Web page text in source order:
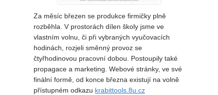
Za měsíc březen se produkce firmičky plně
rozběhla. V prostorách dílen školy jsme ve
vlastním volnu, či při vybraných vyučovacích
hodinách, rozjeli směnný provoz se
čtyřhodinovou pracovní dobou. Postoupily také
propagace a marketing. Webové stránky, ve své
finální formě, od konce března existují na volně
přístupném odkazu krabittools.8u.cz